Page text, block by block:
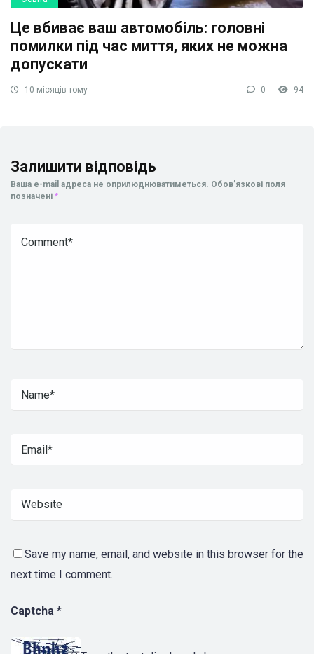
Це вбиває ваш автомобіль: головні
помилки під час миття, яких не можна
допускати
10 місяців тому 0 94
Залишити відповідь
Ваша e-mail адреса не оприлюднюватиметься. Обов’язкові поля
позначені *
Save my name, email, and website in this browser for the
next time I comment.
Captcha *